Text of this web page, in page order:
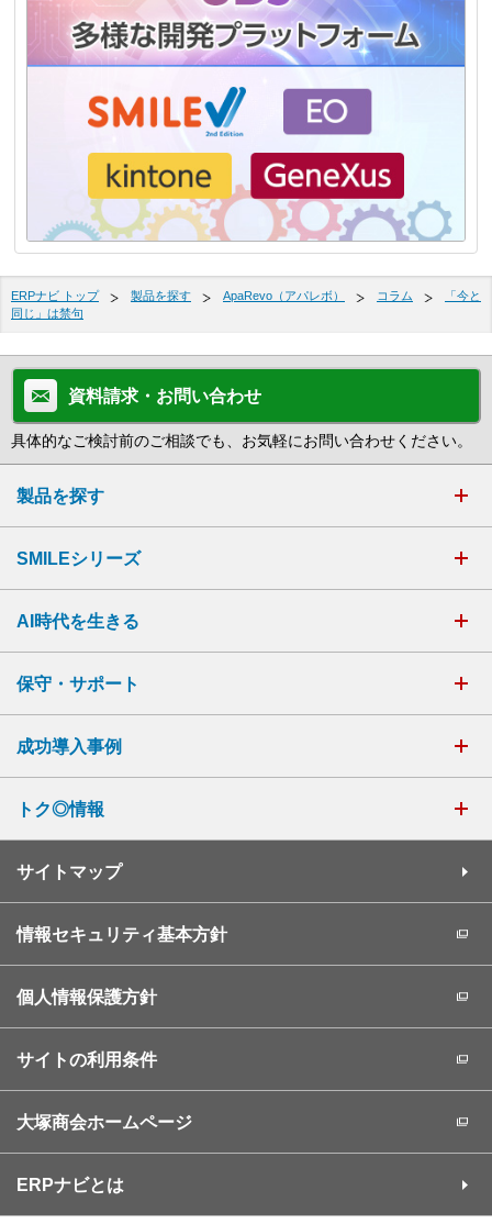
ERPナビ トップ 製品を探す ApaRevo（アパレボ） コラム
「今と
同じ」は禁句
資料請求・お問い合わせ
具体的なご検討前のご相談でも、お気軽にお問い合わせください。
製品を探す
SMILEシリーズ
AI時代を生きる
保守・サポート
成功導入事例
トク◎情報
サイトマップ
情報セキュリティ基本方針
個人情報保護方針
サイトの利用条件
大塚商会ホームページ
ERPナビとは